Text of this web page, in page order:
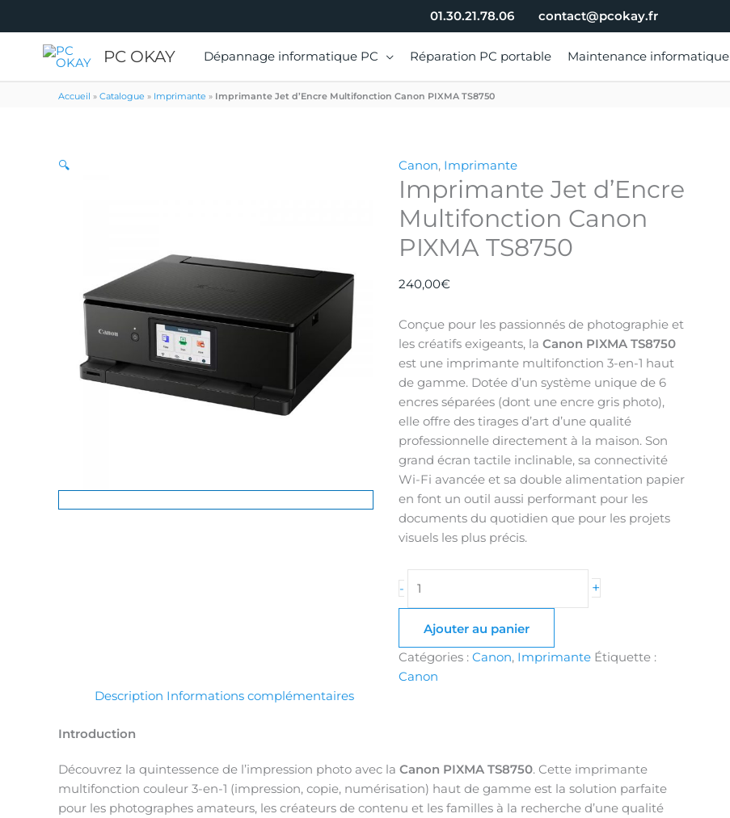
01.30.21.78.06 contact@pcokay.fr
PC OKAY Dépannage informatique PC Réparation PC portable Maintenance informatique
Accueil » Catalogue » Imprimante » Imprimante Jet d’Encre Multifonction Canon PIXMA TS8750
🔍 Canon, Imprimante
Imprimante Jet d’Encre
Multifonction Canon
PIXMA TS8750
240,00€
Conçue pour les passionnés de photographie et
les créatifs exigeants, la Canon PIXMA TS8750
est une imprimante multifonction 3-en-1 haut
de gamme. Dotée d’un système unique de 6
encres séparées (dont une encre gris photo),
elle offre des tirages d’art d’une qualité
professionnelle directement à la maison. Son
grand écran tactile inclinable, sa connectivité
Wi-Fi avancée et sa double alimentation papier
en font un outil aussi performant pour les
documents du quotidien que pour les projets
visuels les plus précis.
-
quantité
de
Imprimante
Jet
d'Encre
Multifonction
Canon
TS8750
+
Ajouter au panier
Catégories : Canon, Imprimante Étiquette :
Canon
Description Informations complémentaires
Introduction
Découvrez la quintessence de l’impression photo avec la Canon PIXMA TS8750. Cette imprimante
multifonction couleur 3-en-1 (impression, copie, numérisation) haut de gamme est la solution parfaite
pour les photographes amateurs, les créateurs de contenu et les familles à la recherche d’une qualité